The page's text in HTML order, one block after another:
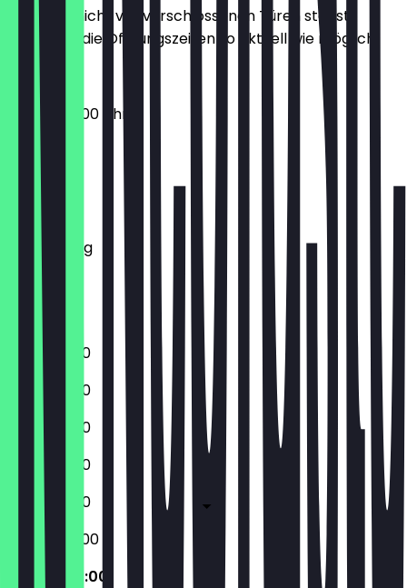
Damit du nicht vor verschlossenen Türen stehst,
halten wir die Öffnungszeiten so aktuell wie möglich.
09:00 - 20:00 Uhr
Montag
Dienstag
Mittwoch
Donnerstag
Samstag
Sonntag
10:00 - 19:00
10:00 - 19:00
10:00 - 19:00
10:00 - 19:00
10:00 - 19:00
09:00 - 20:00
09:00 - 20:00